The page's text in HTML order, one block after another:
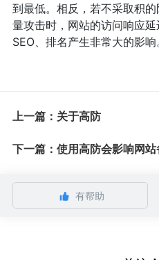
到最低。相反，若不采取积
量攻击时，网站的访问响应
SEO、排名产生非常大的影响
上一篇：关于高防
下一篇：使用高防会影响网站
有帮助